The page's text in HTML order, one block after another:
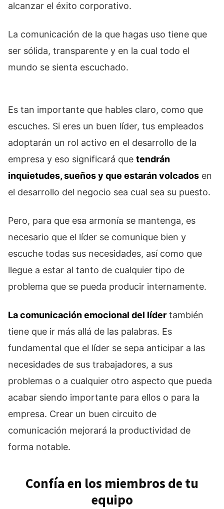
alcanzar el éxito corporativo.
La comunicación de la que hagas uso tiene que
ser sólida, transparente y en la cual todo el
mundo se sienta escuchado.
Es tan importante que hables claro, como que
escuches. Si eres un buen líder, tus empleados
adoptarán un rol activo en el desarrollo de la
empresa y eso significará que tendrán
inquietudes, sueños y que estarán volcados en
el desarrollo del negocio sea cual sea su puesto.
Pero, para que esa armonía se mantenga, es
necesario que el líder se comunique bien y
escuche todas sus necesidades, así como que
llegue a estar al tanto de cualquier tipo de
problema que se pueda producir internamente.
La comunicación emocional del líder también
tiene que ir más allá de las palabras. Es
fundamental que el líder se sepa anticipar a las
necesidades de sus trabajadores, a sus
problemas o a cualquier otro aspecto que pueda
acabar siendo importante para ellos o para la
empresa. Crear un buen circuito de
comunicación mejorará la productividad de
forma notable.
Confía en los miembros de tu
equipo